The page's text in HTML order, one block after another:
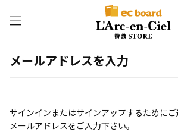
メールアドレスを入力
サインインまたはサインアップするために
メールアドレスをご入力下さい。